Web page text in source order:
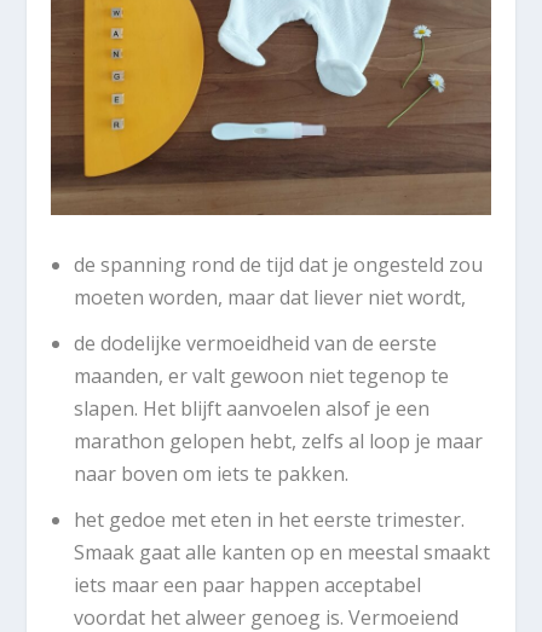
de spanning rond de tijd dat je ongesteld zou
moeten worden, maar dat liever niet wordt,
de dodelijke vermoeidheid van de eerste
maanden, er valt gewoon niet tegenop te
slapen. Het blijft aanvoelen alsof je een
marathon gelopen hebt, zelfs al loop je maar
naar boven om iets te pakken.
het gedoe met eten in het eerste trimester.
Smaak gaat alle kanten op en meestal smaakt
iets maar een paar happen acceptabel
voordat het alweer genoeg is. Vermoeiend